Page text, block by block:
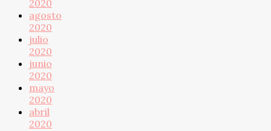
2020
agosto
2020
julio
2020
junio
2020
mayo
2020
abril
2020